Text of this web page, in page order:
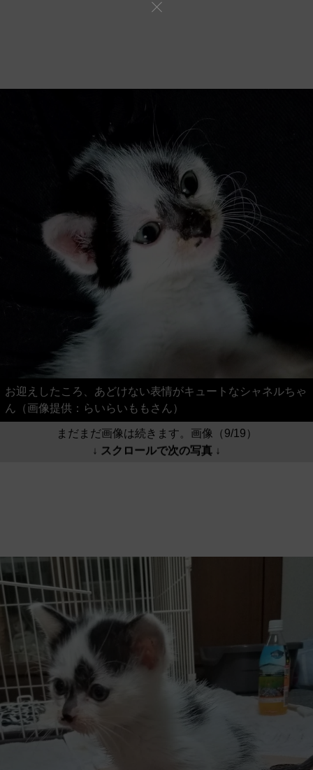
お迎えしたころ、あどけない表情がキュートなシャネルちゃ
ん（画像提供：らいらいももさん）
まだまだ画像は続きます。画像（9/19）
↓ スクロールで次の写真 ↓